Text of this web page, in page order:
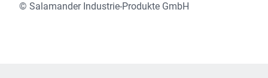
© Salamander Industrie-Produkte GmbH